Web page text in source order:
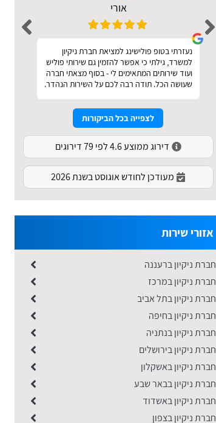
אורי
נעזרתי בטופ פולישינג למציאת חברת ניקיון
למשרד, גילתי כי אפשר להזמין גם שירותי פוליש
ועוד שירותים המתאימים לי - בסוף מצאתי חברה
שעושה הכל. תודה רבה לכם על השירות הנהדר.
לצפייה בכל הביקורות
דירוג ממוצע 4.6 לפי 79 דירוגים
מעודכן לחודש אוגוסט בשנת 2026
אזורי שירות
חברת ניקיון ברעננה
חברת ניקיון במרכז
חברת ניקיון בתל אביב
חברת ניקיון בחיפה
חברת ניקיון בנתניה
חברת ניקיון בירושלים
חברת ניקיון באשקלון
חברת ניקיון בבאר שבע
חברת ניקיון באשדוד
חברת ניקיון בצפון